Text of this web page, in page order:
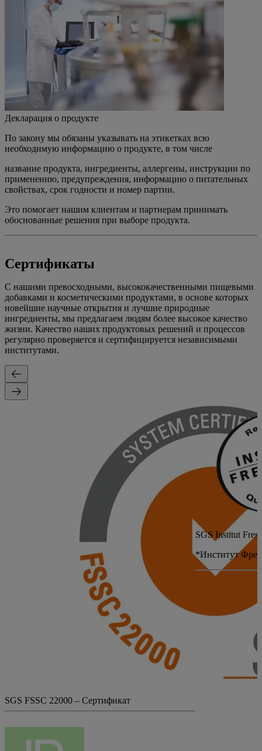
Декларация о продукте
По закону мы обязаны указывать на этикетках всю
необходимую информацию о продукте, в том числе
название продукта, ингредиенты, аллергены, инструкции по
применению, предупреждения, информацию о питательных
свойствах, срок годности и номер партии.
Это помогает нашим клиентам и партнерам принимать
обоснованные решения при выборе продукта.
Сертификаты
С нашими превосходными, высококачественными пищевыми
добавками и косметическими продуктами, в основе которых
новейшие научные открытия и лучшие природные
ингредиенты, мы предлагаем людям более высокое качество
жизни. Качество наших продуктовых решений и процессов
регулярно проверяется и сертифицируется независимыми
институтами.
SGS FSSC 22000 – Сертификат
SGS Institut
*Институт